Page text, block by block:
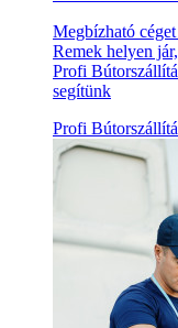
Megbízható
Remek helyen
Profi
segítünk
Profi